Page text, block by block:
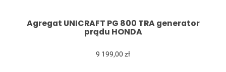
Agregat UNICRAFT PG 800 TRA generator
prądu HONDA
9 199,00 zł